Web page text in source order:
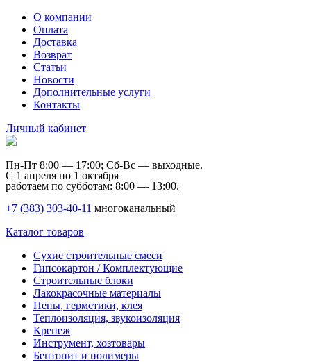
О компании
Оплата
Доставка
Возврат
Статьи
Новости
Дополнительные услуги
Контакты
Личный кабинет
Пн-Пт 8:00 — 17:00; Сб-Вс — выходные.
С 1 апреля по 1 октября
работаем по субботам: 8:00 — 13:00.
+7 (383) 303-40-11 многоканальный
Каталог товаров
Сухие строительные смеси
Гипсокартон / Комплектующие
Строительные блоки
Лакокрасочные материалы
Пены, герметики, клея
Теплоизоляция, звукоизоляция
Крепеж
Инструмент, хозтовары
Бентонит и полимеры